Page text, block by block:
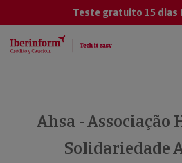
Teste gratuito 15 dias
Ahsa -
Solidariedade